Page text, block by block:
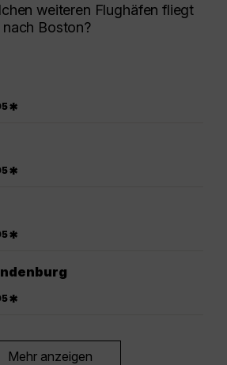
weiteren Flughäfen fliegt
Boston?
*
*
*
*
Mehr anzeigen